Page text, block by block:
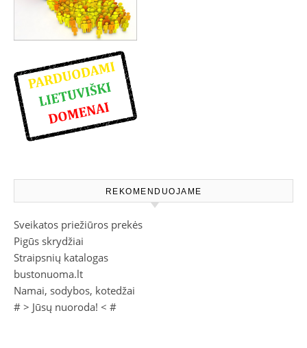
REKOMENDUOJAME
Sveikatos priežiūros prekės
Pigūs skrydžiai
Straipsnių katalogas
bustonuoma.lt
Namai, sodybos, kotedžai
# > Jūsų nuoroda! < #